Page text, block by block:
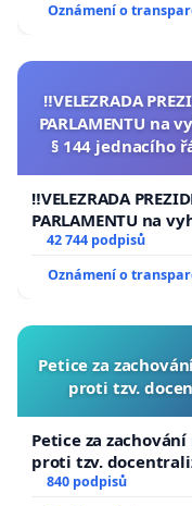
Oznámení o
‼️VELEZRADA
PARLAMENTU na
§ 144 jednacího
‼️VELEZRADA
PARLAMENTU na
144 jednacího
usnesení k podání
republiky
42 744 podpisů
Oznámení o
Petice za
proti tzv.
Petice za
proti tzv.
840 podpisů